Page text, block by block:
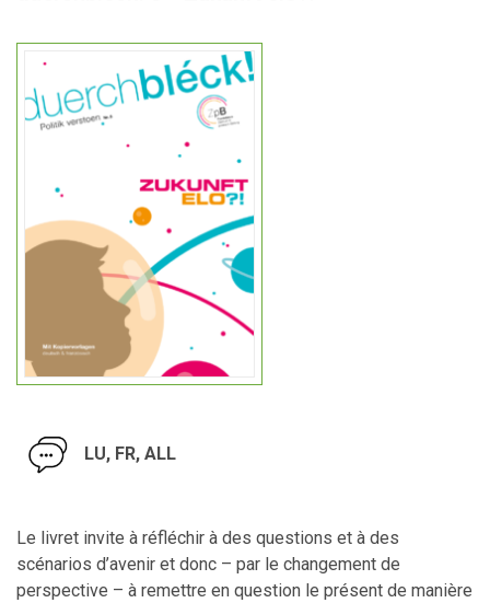
LU, FR, ALL
Le livret invite à réfléchir à des questions et à des
scénarios d’avenir et donc – par le changement de
perspective – à remettre en question le présent de manière